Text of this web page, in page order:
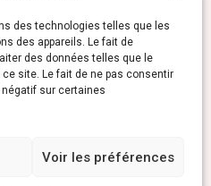
des technologies telles que les
des appareils. Le fait de
des données telles que le
site. Le fait de ne pas consentir
sur certaines
Voir les préférences